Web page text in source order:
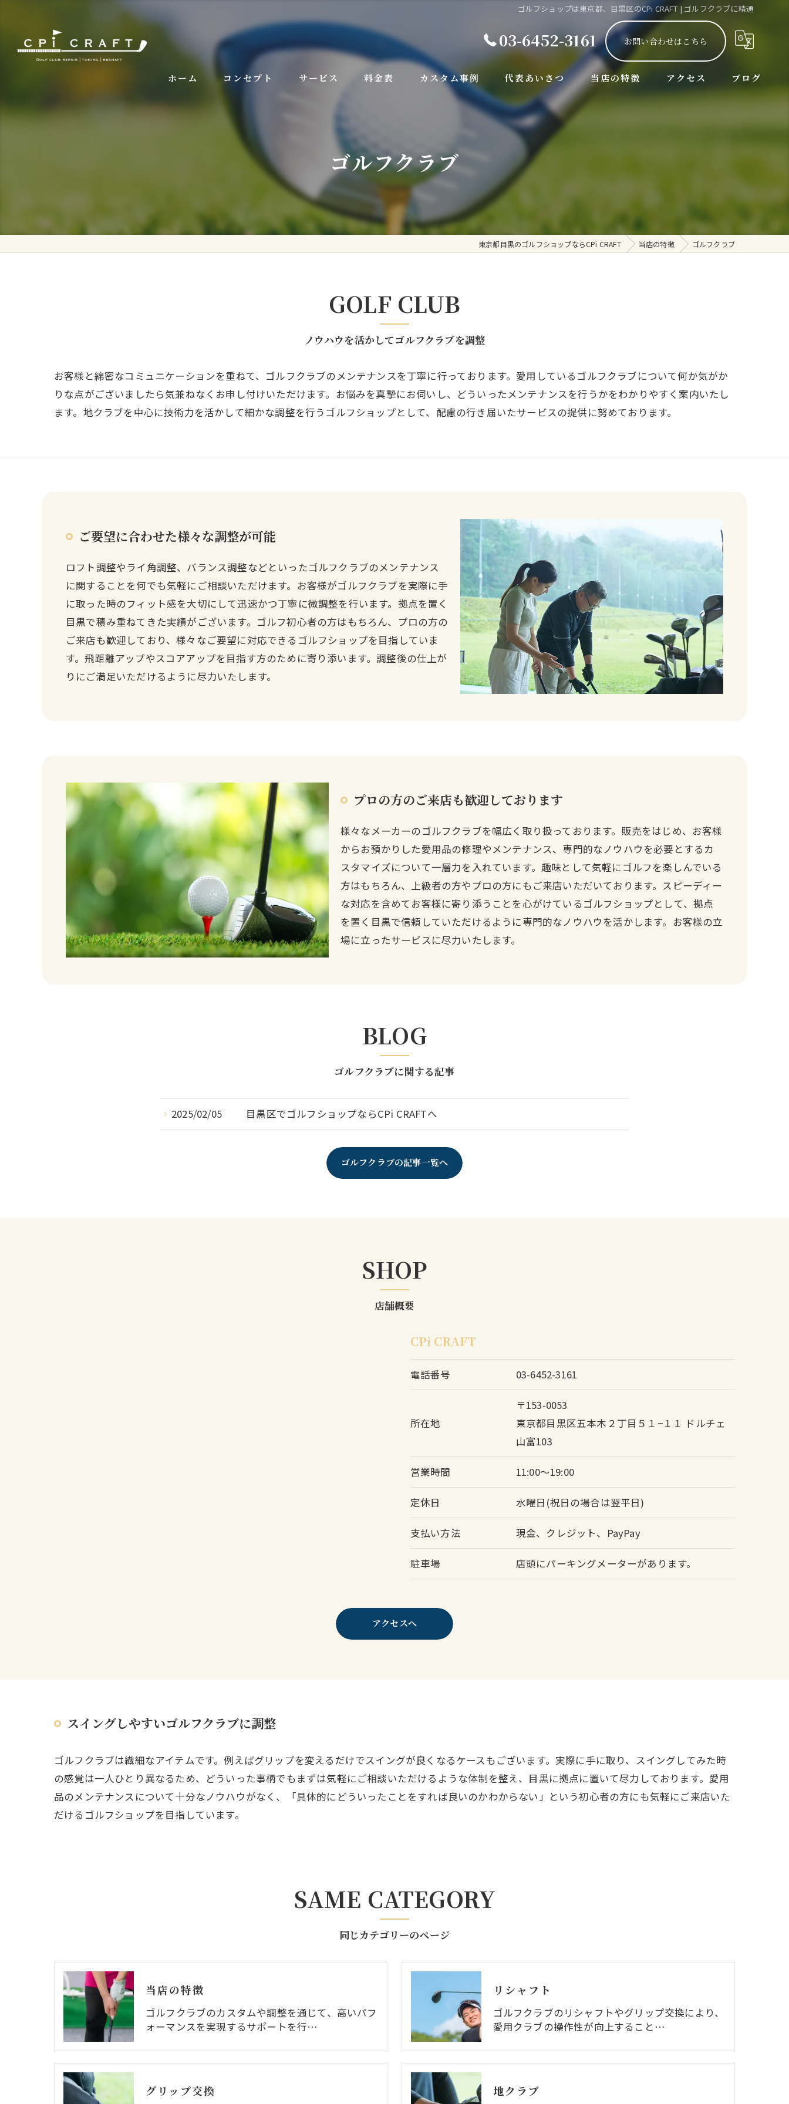
ゴルフショップは東京都、目黒区のCPi CRAFT | ゴルフクラブに精通
03-6452-3161 お問い合わせはこちら
ホーム コンセプト サービス 料金表 カスタム事例 代表あいさつ 当店の特徴
カスタム
アクセス ブログ
ゴルフクラブ
東京都目黒のゴルフショップならCPi CRAFT 当店の特徴 ゴルフクラブ
ノウハウを活かしてゴルフクラブを調整
GOLF CLUB
お客様と綿密なコミュニケーションを重ねて、ゴルフクラブのメンテナンスを丁寧に行っております。愛用しているゴルフクラブについて何か気がか
りな点がございましたら気兼ねなくお申し付けいただけます。お悩みを真摯にお伺いし、どういったメンテナンスを行うかをわかりやすく案内いたし
ます。地クラブを中心に技術力を活かして細かな調整を行うゴルフショップとして、配慮の行き届いたサービスの提供に努めております。
ご要望に合わせた様々な調整が可能
ロフト調整やライ角調整、バランス調整などといったゴルフクラブのメンテナンス
に関することを何でも気軽にご相談いただけます。お客様がゴルフクラブを実際に手
に取った時のフィット感を大切にして迅速かつ丁寧に微調整を行います。拠点を置く
目黒で積み重ねてきた実績がございます。ゴルフ初心者の方はもちろん、プロの方の
ご来店も歓迎しており、様々なご要望に対応できるゴルフショップを目指していま
す。飛距離アップやスコアアップを目指す方のために寄り添います。調整後の仕上が
りにご満足いただけるように尽力いたします。
プロの方のご来店も歓迎しております
様々なメーカーのゴルフクラブを幅広く取り扱っております。販売をはじめ、お客様
からお預かりした愛用品の修理やメンテナンス、専門的なノウハウを必要とするカ
スタマイズについて一層力を入れています。趣味として気軽にゴルフを楽しんでいる
方はもちろん、上級者の方やプロの方にもご来店いただいております。スピーディー
な対応を含めてお客様に寄り添うことを心がけているゴルフショップとして、拠点
を置く目黒で信頼していただけるように専門的なノウハウを活かします。お客様の立
場に立ったサービスに尽力いたします。
BLOG
ゴルフクラブに関する記事
2025/02/05 目黒区でゴルフショップならCPi CRAFTへ
ゴルフクラブの記事一覧へ
店舗概要
SHOP
CPi CRAFT
電話番号 03-6452-3161
所在地
〒153-0053
東京都目黒区五本木２丁目５１−１１ ドルチェ
山富103
営業時間 11:00～19:00
定休日 水曜日(祝日の場合は翌平日)
支払い方法 現金、クレジット、PayPay
駐車場 店頭にパーキングメーターがあります。
アクセスへ
スイングしやすいゴルフクラブに調整
ゴルフクラブは繊細なアイテムです。例えばグリップを変えるだけでスイングが良くなるケースもございます。実際に手に取り、スイングしてみた時
の感覚は一人ひとり異なるため、どういった事柄でもまずは気軽にご相談いただけるような体制を整え、目黒に拠点に置いて尽力しております。愛用
品のメンテナンスについて十分なノウハウがなく、「具体的にどういったことをすれば良いのかわからない」という初心者の方にも気軽にご来店いた
だけるゴルフショップを目指しています。
同じカテゴリーのページ
SAME CATEGORY
当店の特徴
ゴルフクラブのカスタムや調整を通じて、高いパフ
ォーマンスを実現するサポートを行…
リシャフト
ゴルフクラブのリシャフトやグリップ交換により、
愛用クラブの操作性が向上すること…
グリップ交換 地クラブ